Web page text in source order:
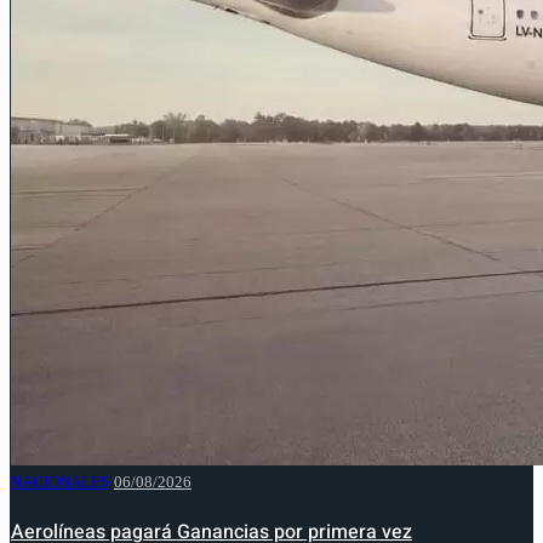
NACIONALES 06/08/2026
Aerolíneas pagará Ganancias por primera vez